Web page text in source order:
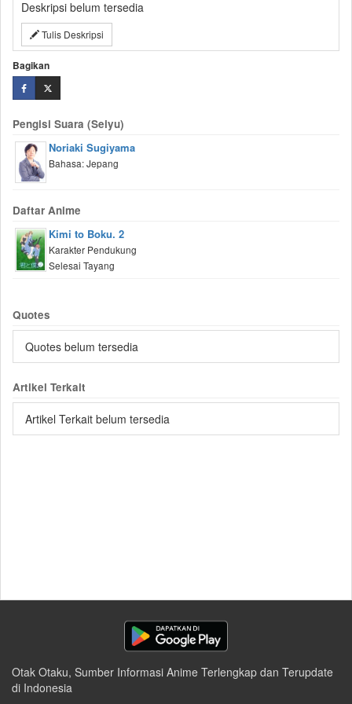
Deskripsi belum tersedia
Tulis Deskripsi
Bagikan
Pengisi Suara (Seiyu)
Noriaki Sugiyama
Bahasa: Jepang
Daftar Anime
Kimi to Boku. 2
Karakter Pendukung
Selesai Tayang
Quotes
Quotes belum tersedia
Artikel Terkait
Artikel Terkait belum tersedia
Otak Otaku, Sumber Informasi Anime Terlengkap dan Terupdate
di Indonesia